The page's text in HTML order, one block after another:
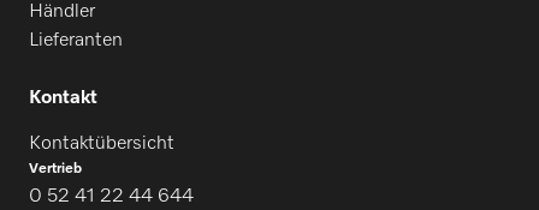
Händler
Lieferanten
Kontakt
Kontaktübersicht
Vertrieb
0 52 41 22 44 644